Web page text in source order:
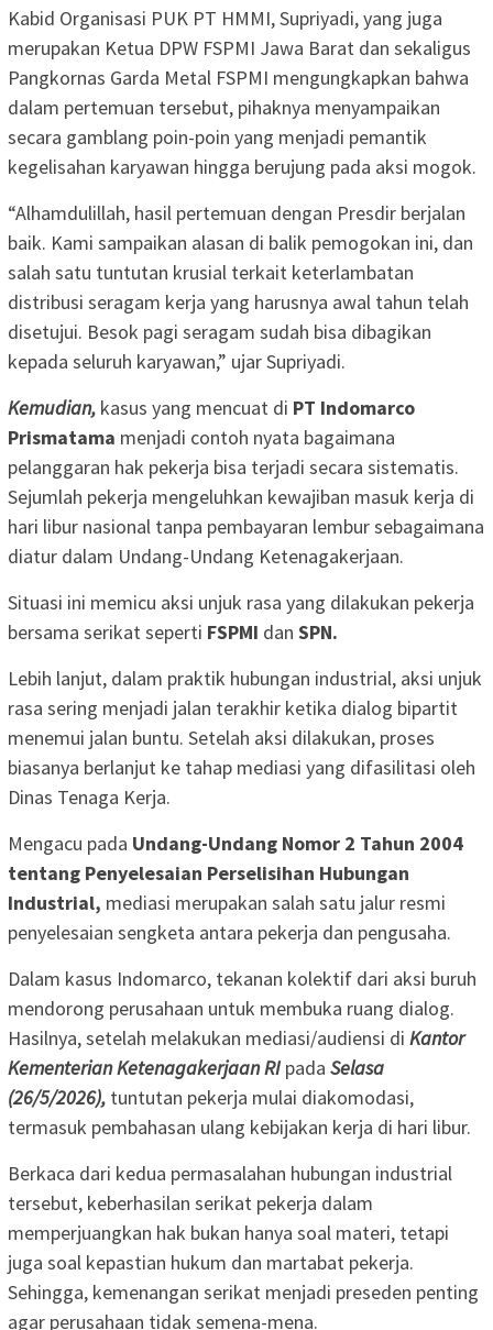
Kabid Organisasi PUK PT HMMI, Supriyadi, yang juga
merupakan Ketua DPW FSPMI Jawa Barat dan sekaligus
Pangkornas Garda Metal FSPMI mengungkapkan bahwa
dalam pertemuan tersebut, pihaknya menyampaikan
secara gamblang poin-poin yang menjadi pemantik
kegelisahan karyawan hingga berujung pada aksi mogok.
“Alhamdulillah, hasil pertemuan dengan Presdir berjalan
baik. Kami sampaikan alasan di balik pemogokan ini, dan
salah satu tuntutan krusial terkait keterlambatan
distribusi seragam kerja yang harusnya awal tahun telah
disetujui. Besok pagi seragam sudah bisa dibagikan
kepada seluruh karyawan,” ujar Supriyadi.
Kemudian, kasus yang mencuat di PT Indomarco
Prismatama menjadi contoh nyata bagaimana
pelanggaran hak pekerja bisa terjadi secara sistematis.
Sejumlah pekerja mengeluhkan kewajiban masuk kerja di
hari libur nasional tanpa pembayaran lembur sebagaimana
diatur dalam Undang-Undang Ketenagakerjaan.
Situasi ini memicu aksi unjuk rasa yang dilakukan pekerja
bersama serikat seperti FSPMI dan SPN.
Lebih lanjut, dalam praktik hubungan industrial, aksi unjuk
rasa sering menjadi jalan terakhir ketika dialog bipartit
menemui jalan buntu. Setelah aksi dilakukan, proses
biasanya berlanjut ke tahap mediasi yang difasilitasi oleh
Dinas Tenaga Kerja.
Mengacu pada Undang-Undang Nomor 2 Tahun 2004
tentang Penyelesaian Perselisihan Hubungan
Industrial, mediasi merupakan salah satu jalur resmi
penyelesaian sengketa antara pekerja dan pengusaha.
Dalam kasus Indomarco, tekanan kolektif dari aksi buruh
mendorong perusahaan untuk membuka ruang dialog.
Hasilnya, setelah melakukan mediasi/audiensi di Kantor
KementerianKetenagakerjaanRI pada Selasa
(26/5/2026), tuntutan pekerja mulai diakomodasi,
termasuk pembahasan ulang kebijakan kerja di hari libur.
Berkaca dari kedua permasalahan hubungan industrial
tersebut, keberhasilan serikat pekerja dalam
memperjuangkan hak bukan hanya soal materi, tetapi
juga soal kepastian hukum dan martabat pekerja.
Sehingga, kemenangan serikat menjadi preseden penting
agar perusahaan tidak semena-mena.